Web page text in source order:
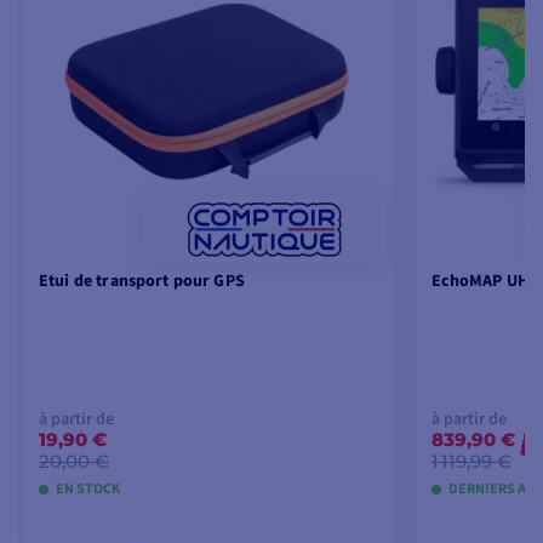
Etui de transport pour GPS
à partir de
19,90 €
20,00 €
EN STOCK
EchoMAP
à partir de
839,90 €
1 119,99 €
DERNIERS